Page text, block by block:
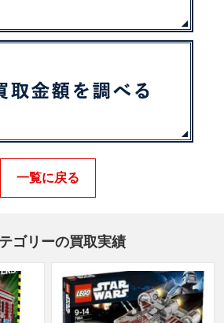
一覧に戻る
ゴリーの買取実績